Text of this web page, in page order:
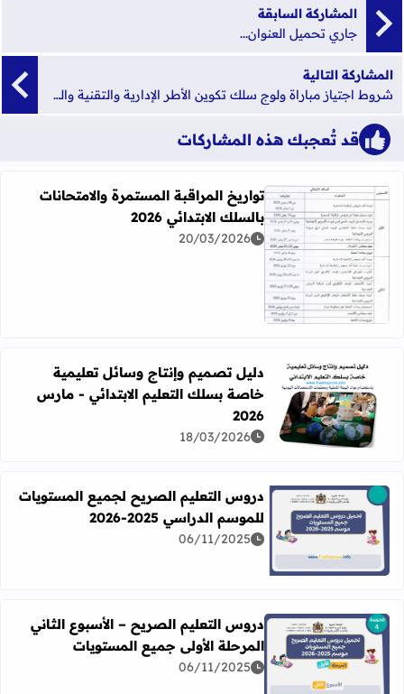
المشاركة السابقة
جاري تحميل العنوان...
المشاركة التالية
شروط اجتياز مباراة ولوج سلك تكوين الأطر الإدارية والتقنية والمتخصصين في الدعم التربوي والاجتماعي بوزارة التربية الوطنية
قد تُعجبك هذه المشاركات
اقرأ المزيد عن تواريخ المراقبة المستمرة والامتحانات بالسلك
تواريخ المراقبة المستمرة والامتحانات
بالسلك الابتدائي 2026
20/03/2026
اقرأ المزيد عن دليل تصميم وإنتاج وسائل تعليمية خاصة بسلك
دليل تصميم وإنتاج وسائل تعليمية
خاصة بسلك التعليم الابتدائي - مارس
2026
18/03/2026
اقرأ المزيد عن دروس التعليم الصريح لجميع المستويات للموسم
دروس التعليم الصريح لجميع المستويات
للموسم الدراسي 2025-2026
06/11/2025
اقرأ المزيد عن دروس التعليم الصريح – الأسبوع الثاني
دروس التعليم الصريح – الأسبوع الثاني
المرحلة الأولى جميع المستويات
06/11/2025